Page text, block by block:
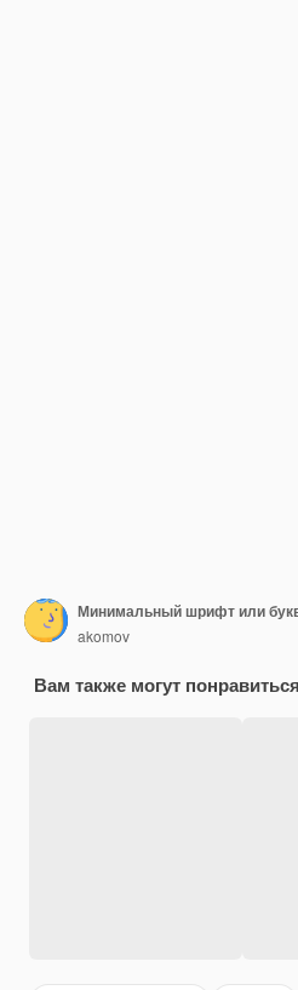
Минимальный шрифт или
akomov
Вам также могут